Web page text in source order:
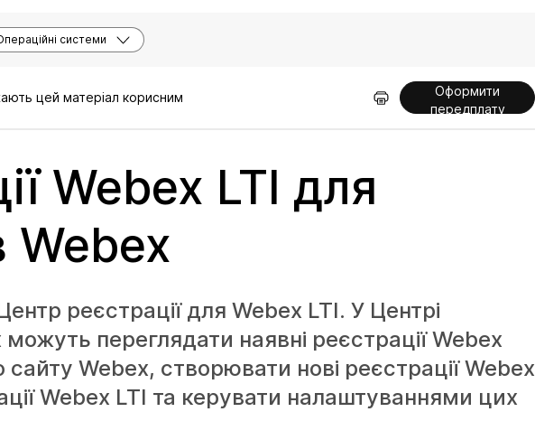
системи
цей матеріал корисним
Оформити
передплату
Webex LTI для
Webex
реєстрації для Webex LTI. У Центрі
можуть переглядати наявні реєстрації Webex
Webex, створювати нові реєстрації Webex
Webex LTI та керувати налаштуваннями цих